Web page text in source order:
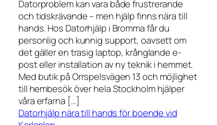
Datorproblem kan vara både frustrerande
och tidskrävande – men hjälp finns nära till
hands. Hos Datorhjälp i Bromma får du
personlig och kunnig support, oavsett om
det gäller en trasig laptop, krånglande e-
post eller installation av ny teknik i hemmet.
Med butik på Orrspelsvägen 13 och möjlighet
till hembesök över hela Stockholm hjälper
våra erfarna […]
Datorhjälp nära till hands för boende vid